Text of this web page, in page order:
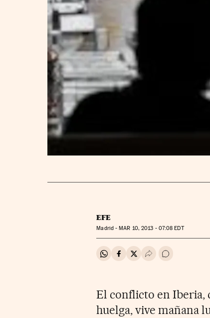
EFE
Madrid - MAR 10, 2013 - 07:08 EDT
Compartir en Whatsapp
Compartir en Facebook
Compartir en Twitter
Desplegar Redes
Ir a los
El conflicto en Iberia,
huelga, vive mañana